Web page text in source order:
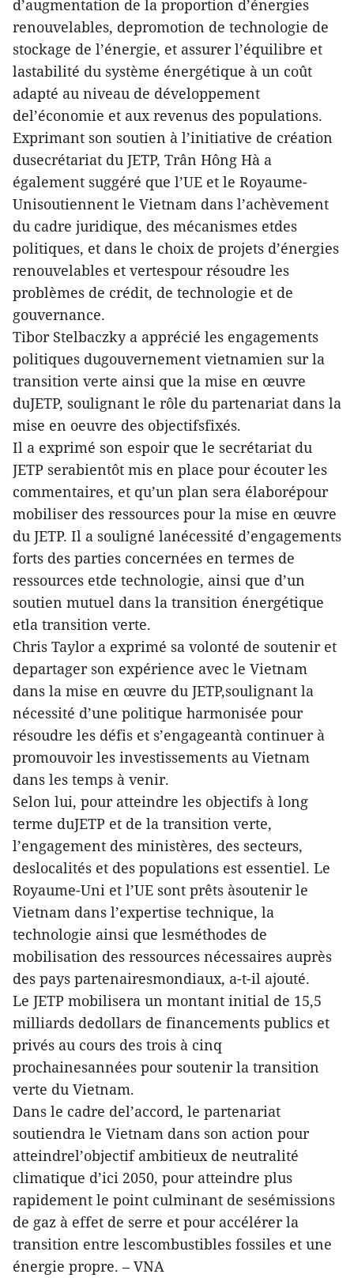
d’augmentation de la proportion d’énergies
renouvelables, depromotion de technologie de
stockage de l’énergie, et assurer l’équilibre et
lastabilité du système énergétique à un coût
adapté au niveau de développement
del’économie et aux revenus des populations.
Exprimant son soutien à l’initiative de création
dusecrétariat du JETP, Trân Hông Hà a
également suggéré que l’UE et le Royaume-
Unisoutiennent le Vietnam dans l’achèvement
du cadre juridique, des mécanismes etdes
politiques, et dans le choix de projets d’énergies
renouvelables et vertespour résoudre les
problèmes de crédit, de technologie et de
gouvernance.
Tibor Stelbaczky a apprécié les engagements
politiques dugouvernement vietnamien sur la
transition verte ainsi que la mise en œuvre
duJETP, soulignant le rôle du partenariat dans la
mise en oeuvre des objectifsfixés.
Il a exprimé son espoir que le secrétariat du
JETP serabientôt mis en place pour écouter les
commentaires, et qu’un plan sera élaborépour
mobiliser des ressources pour la mise en œuvre
du JETP. Il a souligné lanécessité d’engagements
forts des parties concernées en termes de
ressources etde technologie, ainsi que d’un
soutien mutuel dans la transition énergétique
etla transition verte.
Chris Taylor a exprimé sa volonté de soutenir et
departager son expérience avec le Vietnam
dans la mise en œuvre du JETP,soulignant la
nécessité d’une politique harmonisée pour
résoudre les défis et s’engageantà continuer à
promouvoir les investissements au Vietnam
dans les temps à venir.
Selon lui, pour atteindre les objectifs à long
terme duJETP et de la transition verte,
l’engagement des ministères, des secteurs,
deslocalités et des populations est essentiel. Le
Royaume-Uni et l’UE sont prêts àsoutenir le
Vietnam dans l’expertise technique, la
technologie ainsi que lesméthodes de
mobilisation des ressources nécessaires auprès
des pays partenairesmondiaux, a-t-il ajouté.
Le JETP mobilisera un montant initial de 15,5
milliards dedollars de financements publics et
privés au cours des trois à cinq
prochainesannées pour soutenir la transition
verte du Vietnam.
Dans le cadre del’accord, le partenariat
soutiendra le Vietnam dans son action pour
atteindrel’objectif ambitieux de neutralité
climatique d’ici 2050, pour atteindre plus
rapidement le point culminant de sesémissions
de gaz à effet de serre et pour accélérer la
transition entre lescombustibles fossiles et une
énergie propre. – VNA